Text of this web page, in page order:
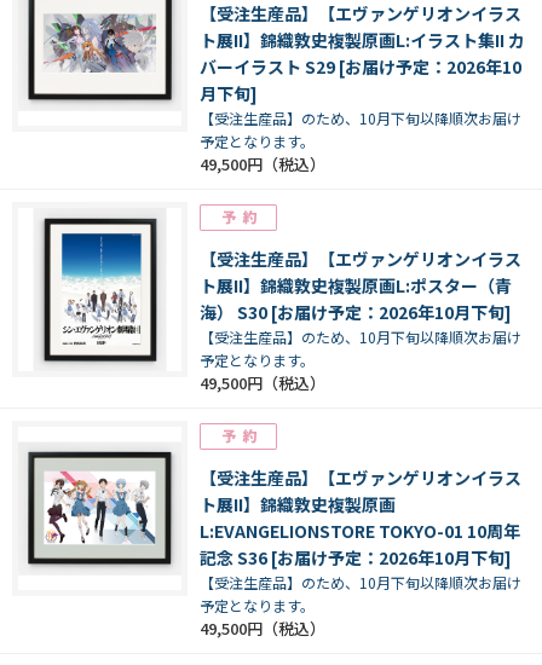
【受注生産品】【エヴァンゲリオンイラス
ト展II】錦織敦史複製原画L:イラスト集II カ
バーイラスト S29 [お届け予定：2026年10
月下旬]
【受注生産品】のため、10月下旬以降順次お届け
予定となります。
49,500円
【受注生産品】【エヴァンゲリオンイラス
ト展II】錦織敦史複製原画L:ポスター（青
海） S30 [お届け予定：2026年10月下旬]
【受注生産品】のため、10月下旬以降順次お届け
予定となります。
49,500円
【受注生産品】【エヴァンゲリオンイラス
ト展II】錦織敦史複製原画
L:EVANGELIONSTORE TOKYO-01 10周年
記念 S36 [お届け予定：2026年10月下旬]
【受注生産品】のため、10月下旬以降順次お届け
予定となります。
49,500円